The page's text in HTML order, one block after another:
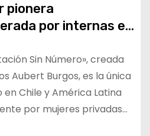
pionera
por internas en
Sin Número», creada
Aubert Burgos, es la única
Chile y América Latina
por mujeres privadas…